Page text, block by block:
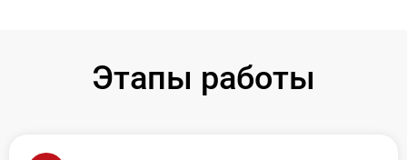
Этапы работы